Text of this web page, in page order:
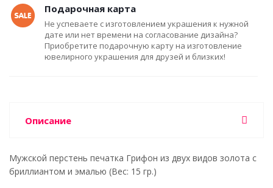
Подарочная карта
Не успеваете с изготовлением украшения к нужной
дате или нет времени на согласование дизайна?
Приобретите подарочную карту на изготовление
ювелирного украшения для друзей и близких!
Описание
Мужской перстень печатка Грифон из двух видов золота с
бриллиантом и эмалью (Вес: 15 гр.)